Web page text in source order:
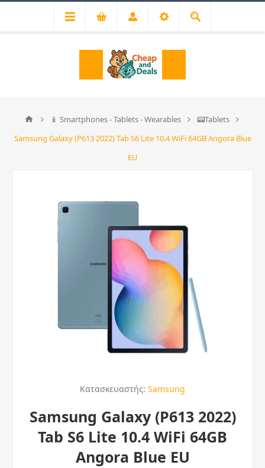
📱 Smartphones - Tablets - Wearables
📟Tablets
Samsung Galaxy (P613 2022) Tab S6 Lite 10.4 WiFi 64GB Angora Blue
EU
Κατασκευαστής: Samsung
Samsung Galaxy (P613 2022)
Tab S6 Lite 10.4 WiFi 64GB
Angora Blue EU